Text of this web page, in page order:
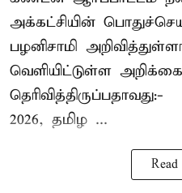
அக்கட்சியின்
பழனிசாமி
வெளியிட்டுள்ள
தெரிவித்திருப்பதாவது:-
2026, தமிழ ...